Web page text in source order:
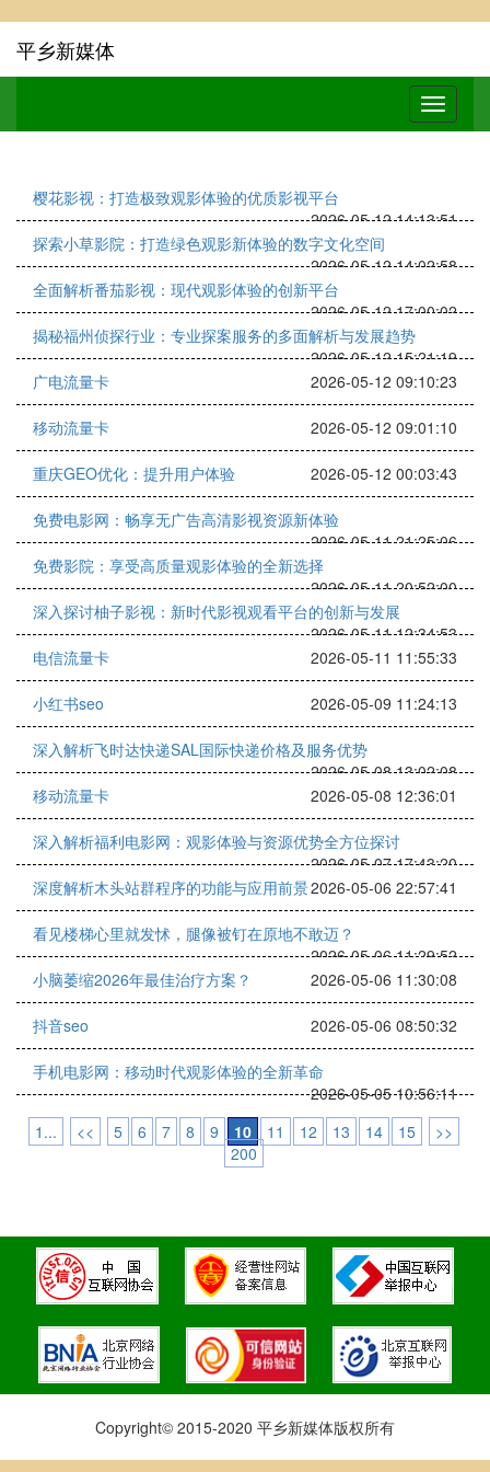
平乡新媒体
樱花影视：打造极致观影体验的优质影视平台
2026-05-12 14:13:51
探索小草影院：打造绿色观影新体验的数字文化空间
2026-05-12 14:02:58
全面解析番茄影视：现代观影体验的创新平台
2026-05-12 17:00:02
揭秘福州侦探行业：专业探案服务的多面解析与发展趋势
2026-05-12 15:21:19
广电流量卡
2026-05-12 09:10:23
移动流量卡 2026-05-12 09:01:10
重庆GEO优化：提升用户体验 2026-05-12 00:03:43
免费电影网：畅享无广告高清影视资源新体验
2026-05-11 21:25:06
免费影院：享受高质量观影体验的全新选择
2026-05-11 20:52:00
深入探讨柚子影视：新时代影视观看平台的创新与发展
2026-05-11 12:34:53
电信流量卡
2026-05-11 11:55:33
小红书seo 2026-05-09 11:24:13
深入解析飞时达快递SAL国际快递价格及服务优势
2026-05-08 13:02:08
移动流量卡
2026-05-08 12:36:01
深入解析福利电影网：观影体验与资源优势全方位探讨
2026-05-07 17:43:20
深度解析木头站群程序的功能与应用前景2026-05-06 22:57:41
看见楼梯心里就发怵，腿像被钉在原地不敢迈？
2026-05-06 11:29:52
小脑萎缩2026年最佳治疗方案？
2026-05-06 11:30:08
抖音seo 2026-05-06 08:50:32
手机电影网：移动时代观影体验的全新革命
2026-05-05 10:56:11
1...
<< 5 6 7 8 9 10 11 12 13 14 15
>>
200
Copyright© 2015-2020 平乡新媒体版权所有